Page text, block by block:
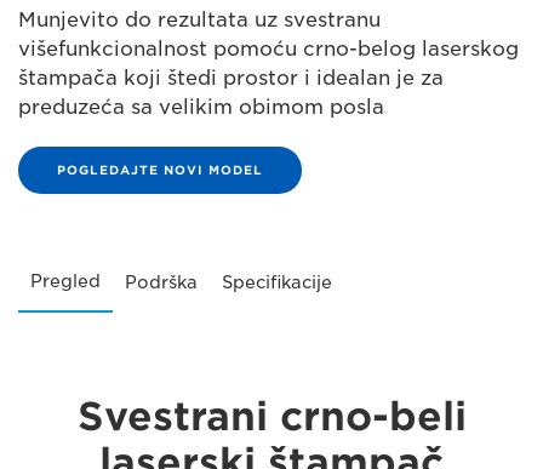
Munjevito do rezultata uz svestranu
višefunkcionalnost pomoću crno-belog laserskog
štampača koji štedi prostor i idealan je za
preduzeća sa velikim obimom posla
POGLEDAJTE NOVI MODEL
Pregled Podrška Specifikacije
Svestrani crno-beli